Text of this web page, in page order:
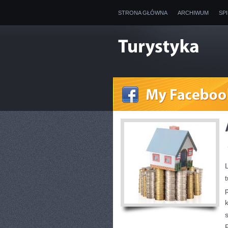
STRONA GŁÓWNA ARCHIWUM